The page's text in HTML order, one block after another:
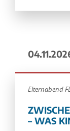
Elternabend
– WAS